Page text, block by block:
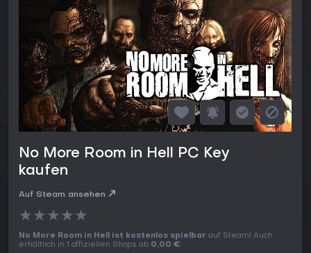
No More Room in Hell PC Key
kaufen
Auf Steam ansehen
★★★★★
No More Room in Hell ist kostenlos spielbar auf Steam! Auch
erhältlich in 1 offiziellen Shops ab 0,00 €.